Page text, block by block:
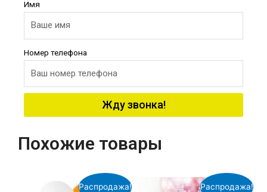
Имя
Номер телефона
Жду звонка!
Похожие товары
Распродажа! Распродажа!